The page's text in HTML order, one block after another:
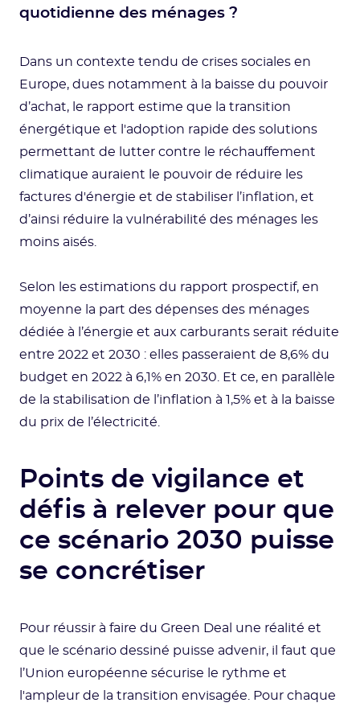
quotidienne des ménages ?
Dans un contexte tendu de crises sociales en
Europe, dues notamment à la baisse du pouvoir
d’achat, le rapport estime que la transition
énergétique et l'adoption rapide des solutions
permettant de lutter contre le réchauffement
climatique auraient le pouvoir de réduire les
factures d'énergie et de stabiliser l’inflation, et
d’ainsi réduire la vulnérabilité des ménages les
moins aisés.
Selon les estimations du rapport prospectif, en
moyenne la part des dépenses des ménages
dédiée à l’énergie et aux carburants serait réduite
entre 2022 et 2030 : elles passeraient de 8,6% du
budget en 2022 à 6,1% en 2030. Et ce, en parallèle
de la stabilisation de l’inflation à 1,5% et à la baisse
du prix de l’électricité.
Points de vigilance et
défis à relever pour que
ce scénario 2030 puisse
se concrétiser
Pour réussir à faire du Green Deal une réalité et
que le scénario dessiné puisse advenir, il faut que
l’Union européenne sécurise le rythme et
l'ampleur de la transition envisagée. Pour chaque